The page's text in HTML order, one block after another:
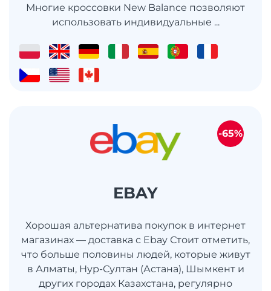
Многие кроссовки New Balance позволяют
использовать индивидуальные ...
EBAY
Хорошая альтернатива покупок в интернет
магазинах — доставка с Ebay Стоит отметить,
что больше половины людей, которые живут
в Алматы, Нур-Султан (Астана), Шымкент и
других городах Казахстана, регулярно
-65%